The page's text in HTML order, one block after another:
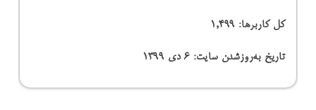
کل کاربرها: 1,499
تاریخ به‌روزشدن سایت:۶ دی ۱۳۹۹